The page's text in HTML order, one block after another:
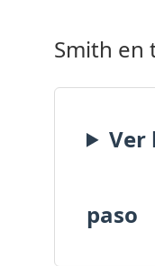
Smith en
Ver
paso